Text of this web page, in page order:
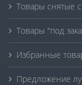
Товары снятые
Товары "под
Избранные
Предложение